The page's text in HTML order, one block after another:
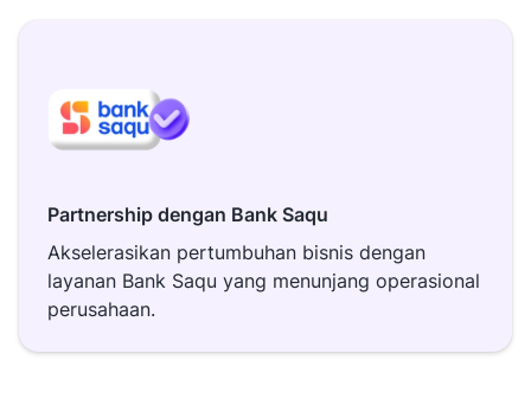
Partnership dengan Bank Saqu
Akselerasikan pertumbuhan bisnis dengan
layanan Bank Saqu yang menunjang operasional
perusahaan.